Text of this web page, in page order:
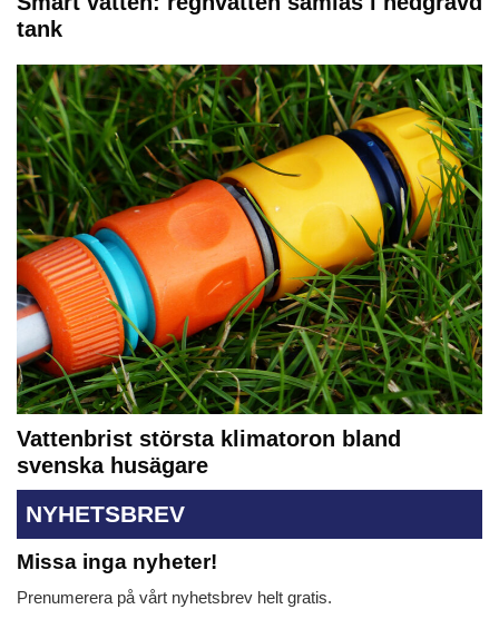
tank
Vattenbrist största klimatoron bland
svenska husägare
NYHETSBREV
Missa inga nyheter!
Prenumerera på vårt nyhetsbrev helt gratis.